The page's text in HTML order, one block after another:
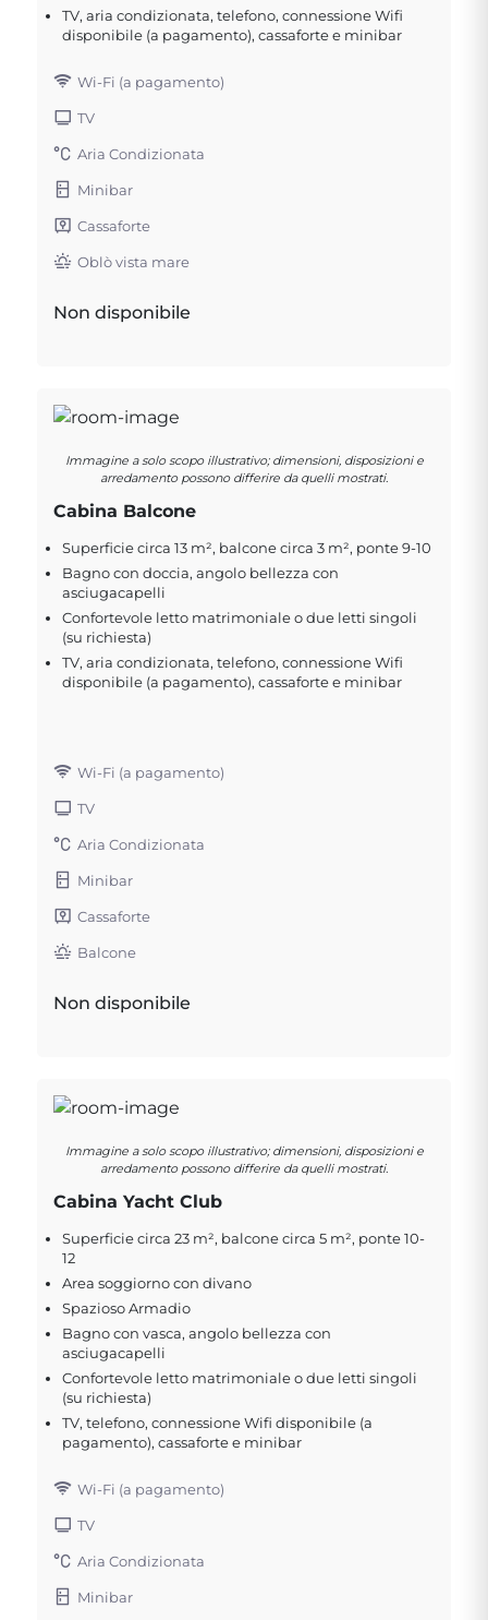
TV, aria condizionata, telefono, connessione Wifi
disponibile (a pagamento), cassaforte e minibar
Wi-Fi (a pagamento)
TV
Aria Condizionata
Minibar
Cassaforte
Oblò vista mare
Non disponibile
Immagine a solo scopo illustrativo; dimensioni, disposizioni e
arredamento possono differire da quelli mostrati.
Cabina Balcone
Superficie circa 13 m², balcone circa 3 m², ponte 9-10
Bagno con doccia, angolo bellezza con
asciugacapelli
Confortevole letto matrimoniale o due letti singoli
(su richiesta)
TV, aria condizionata, telefono, connessione Wifi
disponibile (a pagamento), cassaforte e minibar
Wi-Fi (a pagamento)
TV
Aria Condizionata
Minibar
Cassaforte
Balcone
Non disponibile
Immagine a solo scopo illustrativo; dimensioni, disposizioni e
arredamento possono differire da quelli mostrati.
Cabina Yacht Club
Superficie circa 23 m², balcone circa 5 m², ponte 10-
12
Area soggiorno con divano
Spazioso Armadio
Bagno con vasca, angolo bellezza con
asciugacapelli
Confortevole letto matrimoniale o due letti singoli
(su richiesta)
TV, telefono, connessione Wifi disponibile (a
pagamento), cassaforte e minibar
Wi-Fi (a pagamento)
TV
Aria Condizionata
Minibar